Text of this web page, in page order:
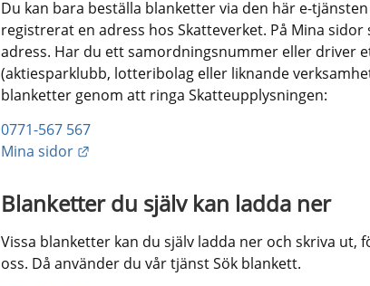
Du kan bara beställa blanketter via den här e-
registrerat en adress hos Skatteverket. På Mina
adress. Har du ett samordningsnummer eller driver
(aktiesparklubb, lotteribolag eller liknande
blanketter genom att ringa Skatteupplysningen:
0771-567 567
Mina sidor
Länk till annan webbplats.
Blanketter du själv kan ladda ner
Vissa blanketter kan du själv ladda ner och skriva ut,
oss. Då använder du vår tjänst Sök blankett.